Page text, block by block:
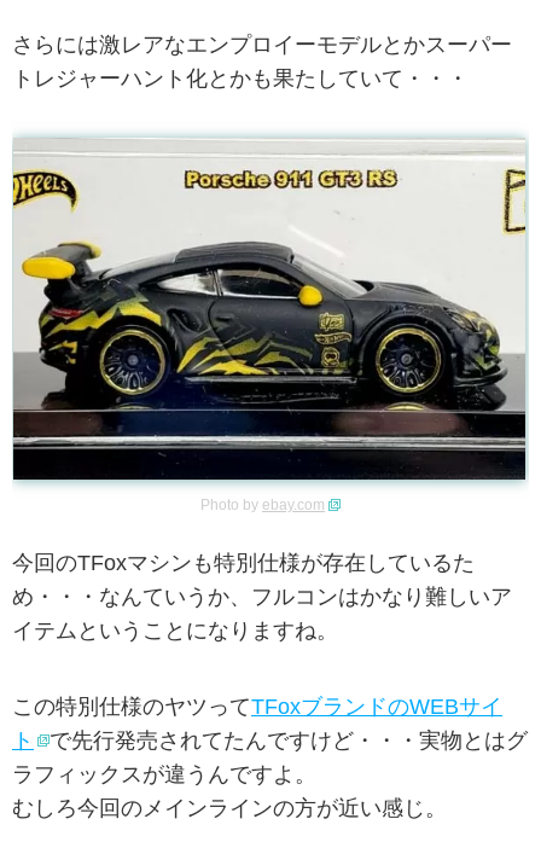
さらには激レアなエンプロイーモデルとかスーパー
トレジャーハント化とかも果たしていて・・・
Photo by ebay.com
今回のTFoxマシンも特別仕様が存在しているた
め・・・なんていうか、フルコンはかなり難しいア
イテムということになりますね。
この特別仕様のヤツってTFoxブランドのWEBサイ
ト
で先行発売されてたんですけど・・・実物とはグ
ラフィックスが違うんですよ。
むしろ今回のメインラインの方が近い感じ。